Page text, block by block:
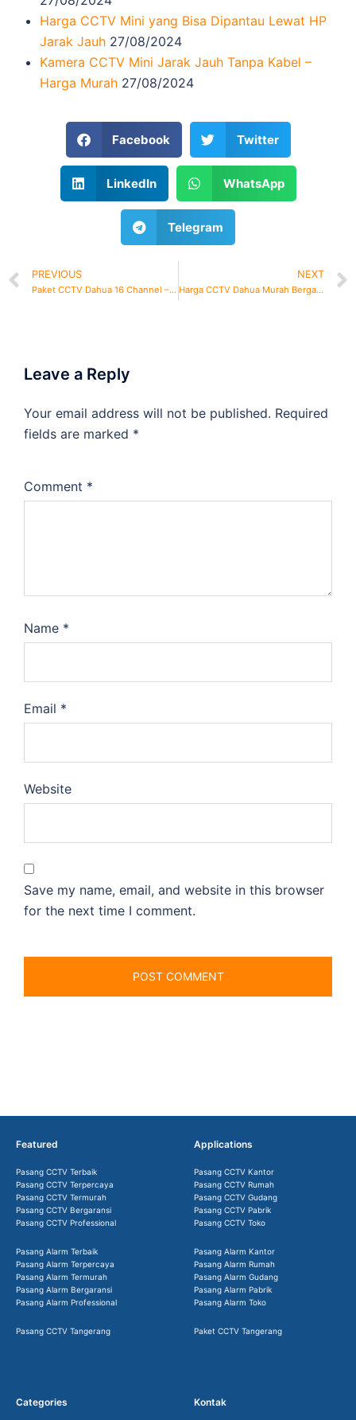
Harga CCTV Mini yang Bisa Dipantau Lewat HP
Jarak Jauh 27/08/2024
Kamera CCTV Mini Jarak Jauh Tanpa Kabel –
Harga Murah 27/08/2024
Facebook Twitter
LinkedIn WhatsApp
Telegram
PREVIOUS
Paket CCTV Dahua 16 Channel – Harga Murah
NEXT
Harga CCTV Dahua Murah Bergaransi
Leave a Reply
Your email address will not be published. Required
fields are marked *
Comment *
Name *
Email *
Website
Save my name, email, and website in this browser
for the next time I comment.
Featured
Pasang CCTV Terbaik
Pasang CCTV Terpercaya
Pasang CCTV Termurah
Pasang CCTV Bergaransi
Pasang CCTV Professional
Pasang Alarm Terbaik
Pasang Alarm Terpercaya
Pasang Alarm Termurah
Pasang Alarm Bergaransi
Pasang Alarm Professional
Pasang CCTV Tangerang
Applications
Pasang CCTV Kantor
Pasang CCTV Rumah
Pasang CCTV Gudang
Pasang CCTV Pabrik
Pasang CCTV Toko
Pasang Alarm Kantor
Pasang Alarm Rumah
Pasang Alarm Gudang
Pasang Alarm Pabrik
Pasang Alarm Toko
Paket CCTV Tangerang
Categories Kontak